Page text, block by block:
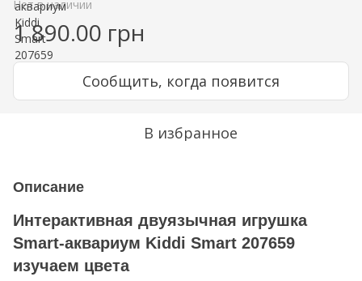
Нет в наличии
1 890.00 грн
Сообщить, когда появится
В избранное
Описание
Интерактивная двуязычная игрушка
Smart-аквариум Kiddi Smart 207659
изучаем цвета